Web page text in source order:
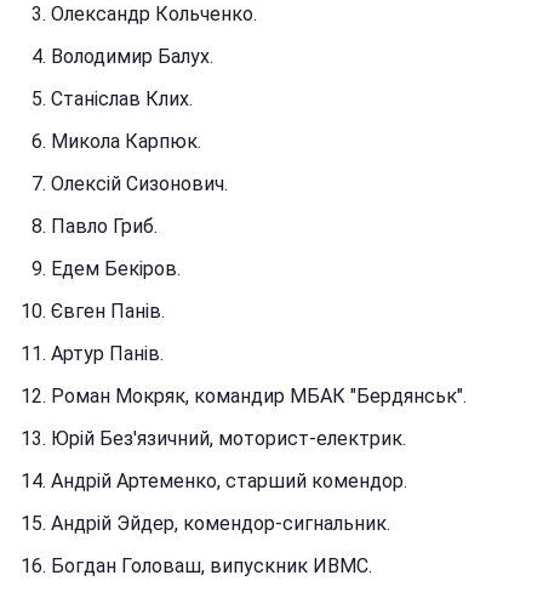
Олександр Кольченко.
Володимир Балух.
Станіслав Клих.
Микола Карпюк.
Олексій Сизонович.
Павло Гриб.
Едем Бекіров.
Євген Панів.
Артур Панів.
Роман Мокряк, командир МБАК "Бердянськ".
Юрій Без'язичний, моторист-електрик.
Андрій Артеменко, старший комендор.
Андрій Эйдер, комендор-сигнальник.
Богдан Головаш, випускник ИВМС.